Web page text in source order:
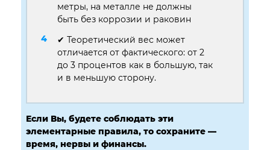
метры, на металле не должны
быть без коррозии и раковин
✔ Теоретический вес может
отличается от фактического: от 2
до 3 процентов как в большую, так
и в меньшую сторону.
Если Вы, будете соблюдать эти
элементарные правила, то сохраните —
время, нервы и финансы.